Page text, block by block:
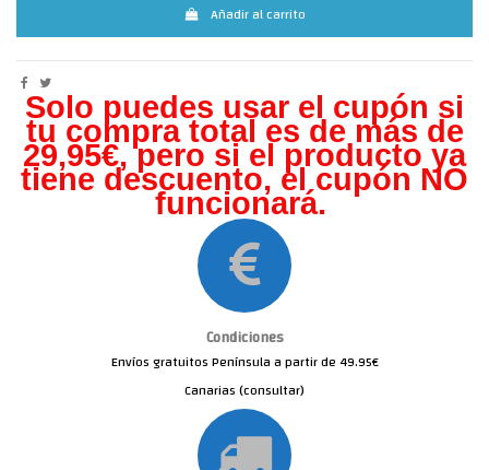
Añadir al carrito
Solo puedes usar el cupón si
tu compra total es de más de
29,95€, pero si el producto ya
tiene descuento, el cupón NO
funcionará.
Condiciones
Envíos gratuitos Península a partir de 49.95€
Canarias (consultar)